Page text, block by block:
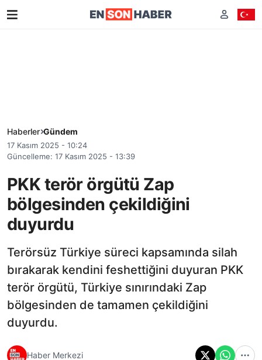
Haberler Gündem
17 Kasım 2025 - 10:24
Güncelleme: 17 Kasım 2025 - 13:39
PKK terör örgütü Zap
bölgesinden çekildiğini
duyurdu
Terörsüz Türkiye süreci kapsamında silah
bırakarak kendini feshettiğini duyuran PKK
terör örgütü, Türkiye sınırındaki Zap
bölgesinden de tamamen çekildiğini
duyurdu.
Haber Merkezi